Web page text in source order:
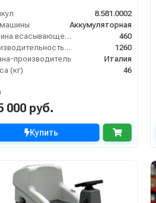
8.581.0002
Аккумуляторная
Ширина всасывающей балки (мм)
460
Производительность по площади (м2/ч)
1260
производитель
Италия
(кг)
46
000 руб.
Купить